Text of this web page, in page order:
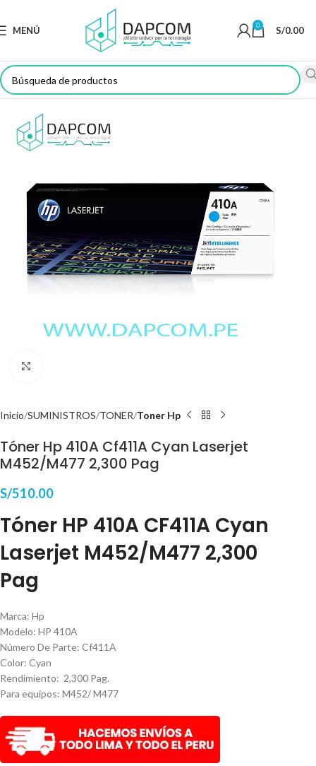
MENÚ 0 S/0.00
Inicio SUMINISTROS TONER Toner Hp
Tóner Hp 410A Cf411A Cyan Laserjet
M452/M477 2,300 Pag
S/510.00
Tóner HP 410A CF411A Cyan
Laserjet M452/M477 2,300
Pag
Marca: Hp
Modelo: HP 410A
Número De Parte: Cf411A
Color: Cyan
Rendimiento: 2,300 Pag.
Para equipos: M452/ M477